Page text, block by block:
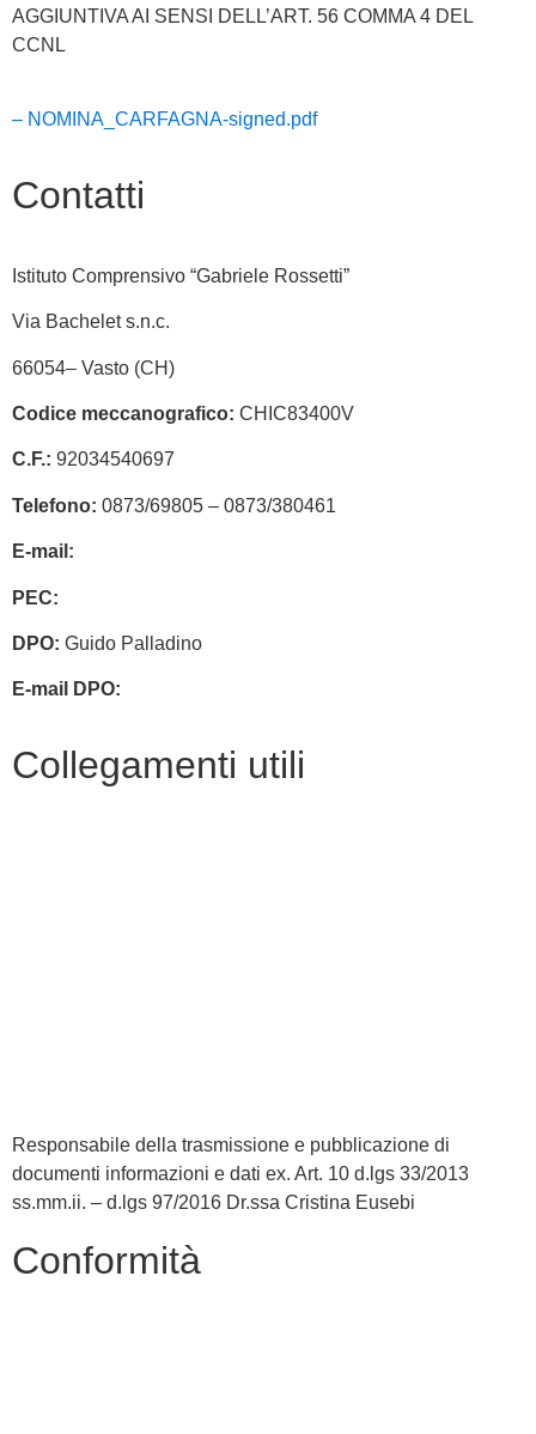
AGGIUNTIVA AI SENSI DELL’ART. 56 COMMA 4 DEL
CCNL
– NOMINA_CARFAGNA-signed.pdf
Contatti
Istituto Comprensivo “Gabriele Rossetti”
Via Bachelet s.n.c.
66054– Vasto (CH)
Codice meccanografico: CHIC83400V
C.F.: 92034540697
Telefono: 0873/69805 – 0873/380461
E-mail:
PEC:
DPO: Guido Palladino
E-mail DPO:
Collegamenti utili
Responsabile della trasmissione e pubblicazione di
documenti informazioni e dati ex. Art. 10 d.lgs 33/2013
ss.mm.ii. – d.lgs 97/2016 Dr.ssa Cristina Eusebi
Conformità